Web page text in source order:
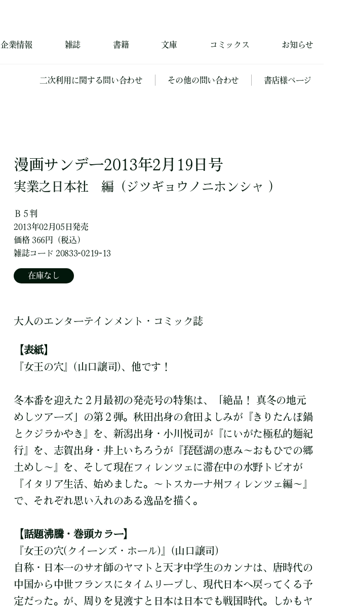
企業情報 雑誌 書籍 文庫 コミックス お知らせ
二次利用に関する問い合わせ その他の問い合わせ 書店様ページ
漫画サンデー2013年2月19日号
実業之日本社 編 （ジツギョウノニホンシャ ）
Ｂ５判
2013年02月05日発売
価格 366円（税込）
雑誌コード 20833-0219-13
在庫なし
大人のエンターテインメント・コミック誌
【表紙】
『女王の穴』(山口譲司)、他です！
冬本番を迎えた２月最初の発売号の特集は、「絶品！ 真冬の地元
めしツアーズ」の第２弾。秋田出身の倉田よしみが『きりたんぽ鍋
とクジラかやき』を、新潟出身・小川悦司が『にいがた極私的麺紀
行』を、志賀出身・井上いちろうが『琵琶湖の恵み～おもひでの郷
土めし～』を、そして現在フィレンツェに滞在中の水野トビオが
『イタリア生活、始めました。～トスカーナ州フィレンツェ編～』
で、それぞれ思い入れのある逸品を描く。
【話題沸騰・巻頭カラー】
『女王の穴(クイーンズ・ホール)』(山口譲司)
自称・日本一のサオ師のヤマトと天才中学生のカンナは、唐時代の
中国から中世フランスにタイムリープし、現代日本へ戻ってくる予
定だった。が、周りを見渡すと日本は日本でも戦国時代。しかもヤ